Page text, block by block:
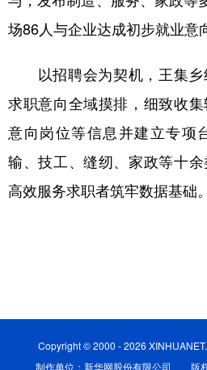
食品 人居
学术中国 乡村振兴
城市 旅游
彩票 娱乐
公益 一带一路
文化产业
浙江 安徽
场86人与企业达成初步就业意
以招聘会为契机，王集乡
求职意向全域摸排，细致收集
意向岗位等信息并建立专项
输、技工、缝纫、家政等十余
高效服务求职者筑牢数据基础
Copyright © 2000 - 2026
制作单位：新华网股份有限公司 版